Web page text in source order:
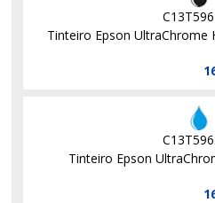
Tinteiro Epson UltraChrome
Tinteiro Epson